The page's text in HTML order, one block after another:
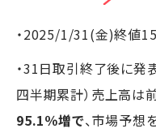
・2025/1/31(金)終値
・31日取引終了後に発
四半期累計）売上高は
95.1％増で、市場予想